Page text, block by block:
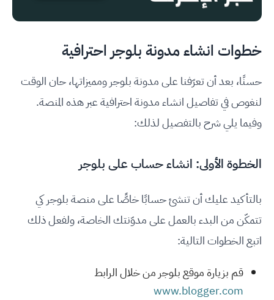
خطوات انشاء مدونة بلوجر احترافية
حسنًا، بعد أن تعرّفنا على مدونة بلوجر ومميزاتها، حان الوقت
لنغوص في تفاصيل انشاء مدونة احترافية عبر هذه المنصة.
وفيما يلي شرح بالتفصيل لذلك:
الخطوة الأولى: انشاء حساب على بلوجر
بالتأكيد عليك أن تنشئ حسابًا خاصًّا على منصة بلوجر كي
تتمكّن من البدء بالعمل على مدوّنتك الخاصة، ولفعل ذلك
اتبع الخطوات التالية:
قم بزيارة موقع بلوجر من خلال الرابط
www.blogger.com